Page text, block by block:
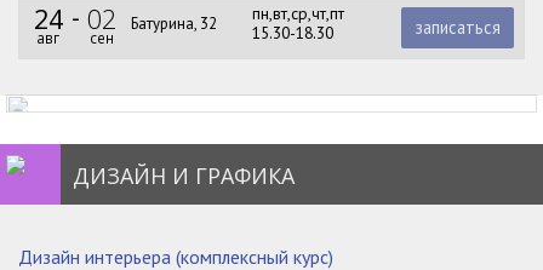
24
авг
02
сен
Батурина, 32
пн,вт,ср,чт,пт
15.30-18.30
записаться
ДИЗАЙН И ГРАФИКА
Дизайн интерьера (комплексный курс)